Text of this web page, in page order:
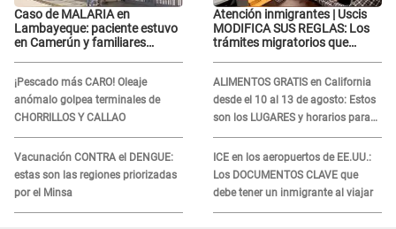
Caso de MALARIA en
Lambayeque: paciente estuvo
en Camerún y familiares
¡Pescado más CARO! Oleaje
anómalo golpea terminales de
CHORRILLOS Y CALLAO
Vacunación CONTRA el DENGUE:
estas son las regiones priorizadas
por el Minsa
Atención inmigrantes | Uscis
MODIFICA SUS REGLAS: Los
trámites migratorios que
ALIMENTOS GRATIS en California
desde el 10 al 13 de agosto: Estos
son los LUGARES y horarios para
recibir la ayuda
ICE en los aeropuertos de EE.UU.:
Los DOCUMENTOS CLAVE que
debe tener un inmigrante al viajar